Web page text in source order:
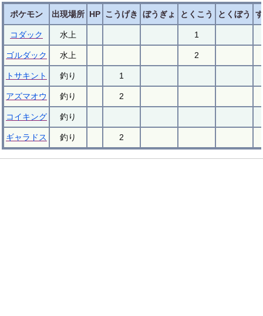
ポケモン 出現場所 HP こうげき ぼうぎょ とくこう とくぼう
コダック 水上 1
ゴルダック 水上 2
トサキント 釣り 1
アズマオウ 釣り 2
コイキング 釣り
ギャラドス 釣り 2